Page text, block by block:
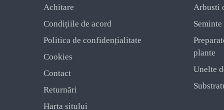
Achitare
Condițiile de acord
Politica de confidențialitate
Cookies
Contact
Returnări
Harta sitului
Arbusti
Seminte
plante
Unelte